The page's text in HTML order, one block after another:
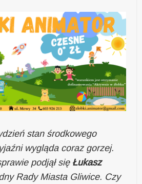
stan środkowego
wygląda coraz gorzej.
podjął się Łukasz
Rady Miasta Gliwice. Czy